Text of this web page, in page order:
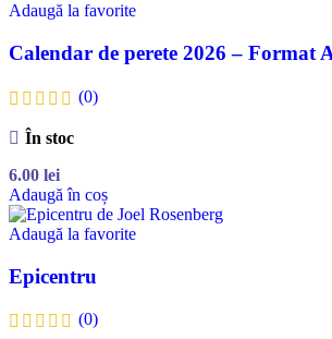
Adaugă la favorite
Calendar de perete 2026 – Format
(0)
În stoc
6.00 lei
Adaugă în coș
Adaugă la favorite
Epicentru
(0)